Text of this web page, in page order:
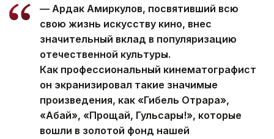
— Ардак Амиркулов, посвятивший всю
свою жизнь искусству кино, внес
значительный вклад в популяризацию
отечественной культуры.
Как профессиональный кинематографист
он экранизировал такие значимые
произведения, как «Гибель Отрара»,
«Абай», «Прощай, Гульсары!», которые
вошли в золотой фонд нашей